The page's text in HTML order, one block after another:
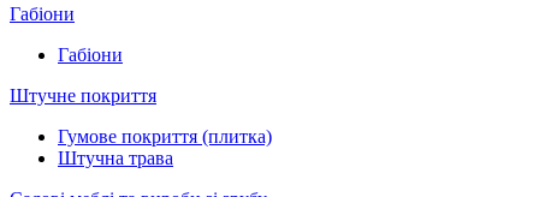
Габіони
Габіони
Штучне покриття
Гумове покриття (плитка)
Штучна трава